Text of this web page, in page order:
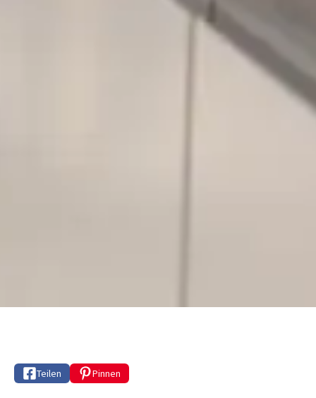
Teilen Pinnen